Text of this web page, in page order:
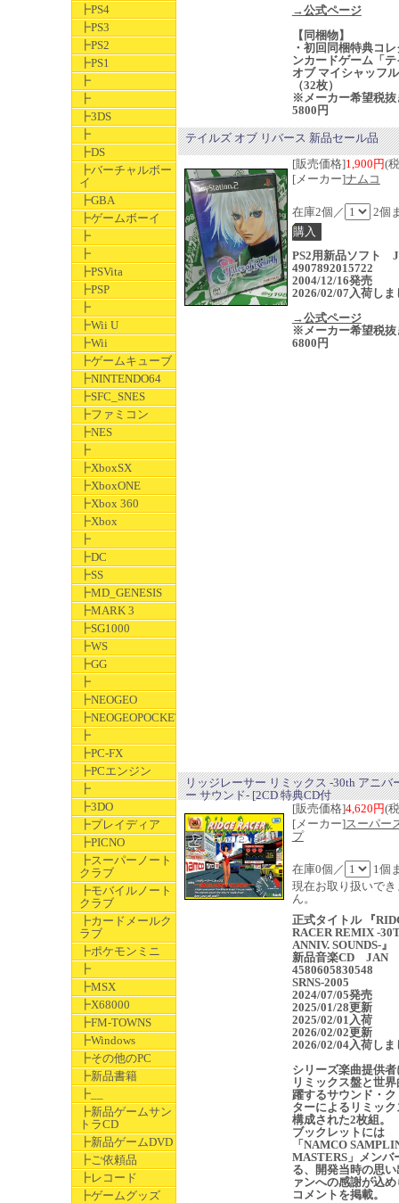
┣PS4
┣PS3
┣PS2
┣PS1
┣
┣
┣3DS
┣
┣DS
┣バーチャルボー
イ
┣GBA
┣ゲームボーイ
┣
┣
┣PSVita
┣PSP
┣
┣Wii U
┣Wii
┣ゲームキューブ
┣NINTENDO64
┣SFC_SNES
┣ファミコン
┣NES
┣
┣XboxSX
┣XboxONE
┣Xbox 360
┣Xbox
┣
┣DC
┣SS
┣MD_GENESIS
┣MARK 3
┣SG1000
┣WS
┣GG
┣
┣NEOGEO
┣NEOGEOPOCKET
┣
┣PC-FX
┣PCエンジン
┣
┣3DO
┣プレイディア
┣PICNO
┣スーパーノート
クラブ
┣モバイルノート
クラブ
┣カードメールク
ラブ
┣ポケモンミニ
┣
┣MSX
┣X68000
┣FM-TOWNS
┣Windows
┣その他のPC
┣新品書籍
┣__
┣新品ゲームサン
トラCD
┣新品ゲームDVD
┣ご依頼品
┣レコード
┣ゲームグッズ
→公式ページ
【同梱物】
・初回同梱特典コ
ンカードゲーム「
オブ マイシャッフ
（32枚）
※メーカー希望税抜
5800円
テイルズ オブ リバース 新品セール品
[販売価格]1,900円(
[メーカー]ナムコ
在庫2個／ 2個
PS2用新品ソフト
4907892015722
2004/12/16発売
2026/02/07入荷しま
→公式ページ
※メーカー希望税抜
6800円
リッジレーサー リミックス -30th アニバ
ー サウンド- [2CD 特典CD付
[販売価格]4,620円(
[メーカー]スーパー
プ
在庫0個／
1個
現在お取り扱いでき
ん。
正式タイトル 『
RACER REMIX -
ANNIV. SOUNDS-』
新品音楽CD JAN
4580605830548
SRNS-2005
2024/07/05発売
2025/01/28更新
2025/02/01入荷
2026/02/02更新
2026/02/04入荷しま
シリーズ楽曲提供
リミックス盤と世
躍するサウンド・ク
ターによるリミッ
構成された2枚組。
ブックレットには
「NAMCO
MASTERS」メンバ
る、開発当時の思
ァンへの感謝が込
コメントを掲載。